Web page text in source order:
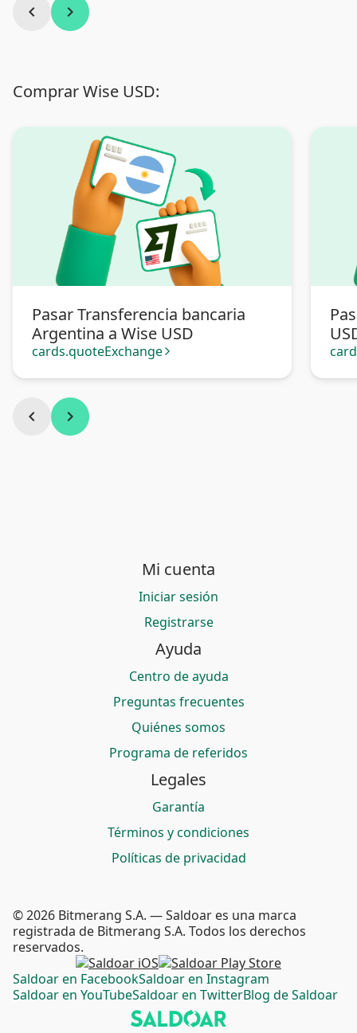
chevron_left chevron_right
Comprar Wise USD:
Pasar Transferencia bancaria
Argentina a Wise USD
cards.quoteExchange arrow_forward_ios
chevron_left chevron_right
Mi cuenta
Iniciar sesión
Registrarse
Ayuda
Centro de ayuda
Preguntas frecuentes
Quiénes somos
Programa de referidos
Legales
Garantía
Términos y condiciones
Políticas de privacidad
Saldoar en FacebookSaldoar en Instagram
Saldoar en YouTubeSaldoar en TwitterBlog de Saldoar
© 2026 Bitmerang S.A. — Saldoar es una marca
registrada de Bitmerang S.A. Todos los derechos
reservados.